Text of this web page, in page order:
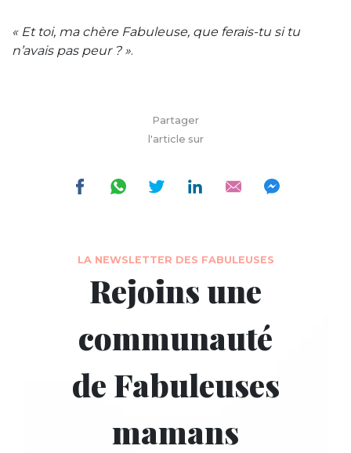
« Et toi, ma chère Fabuleuse, que ferais-tu si tu
n’avais pas peur ? ».
Partager
l'article sur
LA NEWSLETTER DES FABULEUSES
Rejoins une
communauté
de Fabuleuses
mamans